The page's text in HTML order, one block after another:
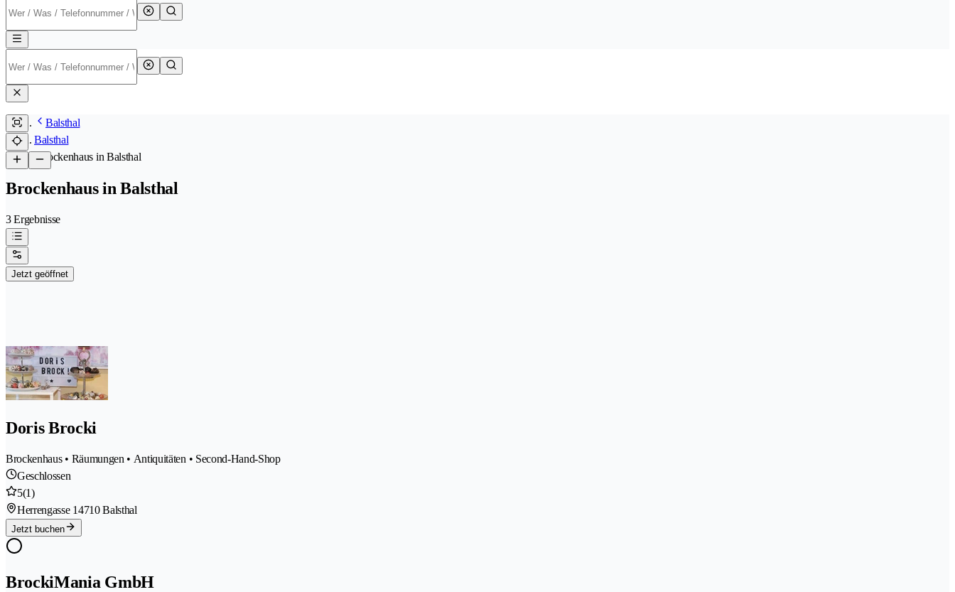
Balsthal
Balsthal
/Brockenhaus in Balsthal
Brockenhaus in Balsthal
3 Ergebnisse
Jetzt geöffnet
Doris Brocki
Brockenhaus • Räumungen • Antiquitäten • Second-Hand-Shop
Geschlossen
5(1)
Herrengasse 14710 Balsthal
Jetzt buchen
BrockiMania GmbH